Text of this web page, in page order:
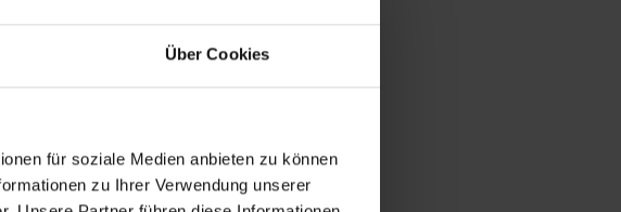
Über Cookies
für soziale Medien anbieten zu können
zu Ihrer Verwendung unserer